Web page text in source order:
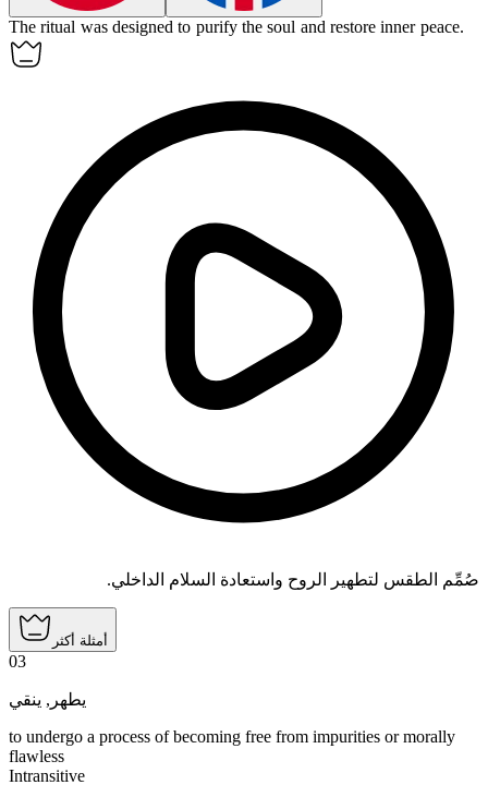
The ritual was designed to purify the soul and restore inner peace.
صُمِّم الطقس لتطهير الروح واستعادة السلام الداخلي.
أمثلة أكثر
03
يطهر , ينقي
to undergo a process of becoming free from impurities or morally
flawless
Intransitive